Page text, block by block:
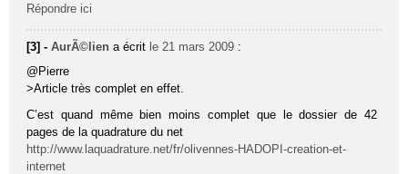
Répondre ici
[3] -AurÃ©lien a écrit le 21 mars 2009 :
@Pierre
>Article très complet en effet.
C’est quand même bien moins complet que le dossier de 42
pages de la quadrature du net
http://www.laquadrature.net/fr/olivennes-HADOPI-creation-et-
internet